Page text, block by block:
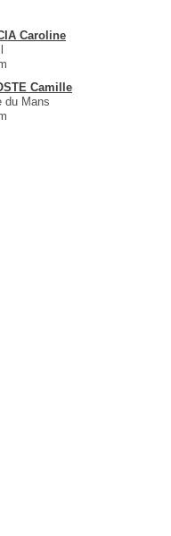
Caroline
Camille
du Mans